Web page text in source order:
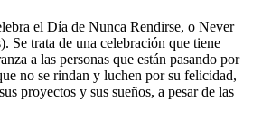
el Día de Nunca Rendirse, o Never
Se trata de una celebración que tiene
a las personas que están pasando por
no se rindan y luchen por su felicidad,
proyectos y sus sueños, a pesar de las